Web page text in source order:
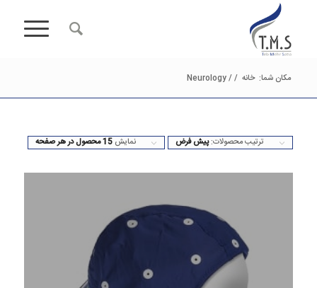
مکان شما: خانه /
/
Neurology
ترتیب محصولات:پیش فرض نمایش 15 محصول در هر صفحه